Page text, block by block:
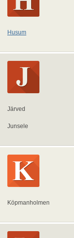
Husum
Järved
Junsele
Köpmanholmen